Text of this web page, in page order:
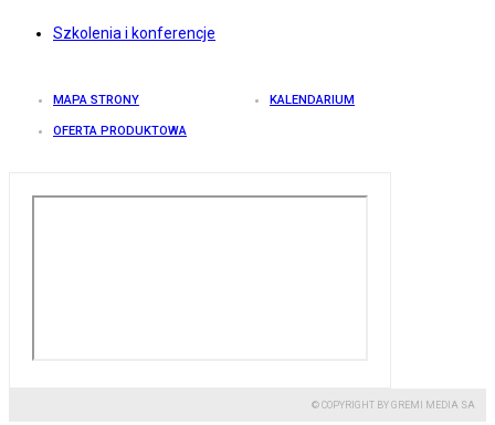
Szkolenia i konferencje
MAPA STRONY KALENDARIUM
OFERTA PRODUKTOWA
© COPYRIGHT BY GREMI MEDIA SA